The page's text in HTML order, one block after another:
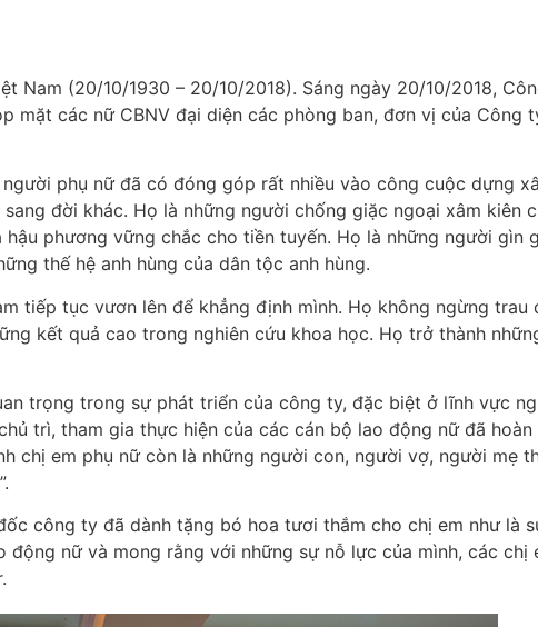
Nam (20/10/1930 – 20/10/2018). Sáng ngày 20/10/2018,
mặt các nữ CBNV đại diện các phòng ban, đơn vị của Công
phụ nữ đã có đóng góp rất nhiều vào công cuộc dựng
đời khác. Họ là những người chống giặc ngoại xâm kiên
phương vững chắc cho tiền tuyến. Họ là những người gìn
thế hệ anh hùng của dân tộc anh hùng.
tiếp tục vươn lên để khẳng định mình. Họ không ngừng
kết quả cao trong nghiên cứu khoa học. Họ trở thành
trọng trong sự phát triển của công ty, đặc biệt ở lĩnh vực
trì, tham gia thực hiện của các cán bộ lao động nữ đã
chị em phụ nữ còn là những người con, người vợ, người mẹ
công ty đã dành tặng bó hoa tươi thắm cho chị em như là
nữ và mong rằng với những sự nỗ lực của mình, các chị